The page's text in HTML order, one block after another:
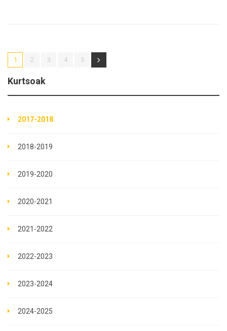
1 2 3 4 5
Kurtsoak
2017-2018
2018-2019
2019-2020
2020-2021
2021-2022
2022-2023
2023-2024
2024-2025